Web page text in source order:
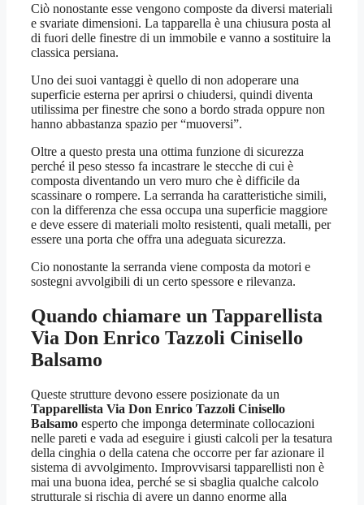
Ciò nonostante esse vengono composte da diversi materiali
e svariate dimensioni. La tapparella è una chiusura posta al
di fuori delle finestre di un immobile e vanno a sostituire la
classica persiana.
Uno dei suoi vantaggi è quello di non adoperare una
superficie esterna per aprirsi o chiudersi, quindi diventa
utilissima per finestre che sono a bordo strada oppure non
hanno abbastanza spazio per “muoversi”.
Oltre a questo presta una ottima funzione di sicurezza
perché il peso stesso fa incastrare le stecche di cui è
composta diventando un vero muro che è difficile da
scassinare o rompere. La serranda ha caratteristiche simili,
con la differenza che essa occupa una superficie maggiore
e deve essere di materiali molto resistenti, quali metalli, per
essere una porta che offra una adeguata sicurezza.
Cio nonostante la serranda viene composta da motori e
sostegni avvolgibili di un certo spessore e rilevanza.
Quando chiamare un Tapparellista
Via Don Enrico Tazzoli Cinisello
Balsamo
Queste strutture devono essere posizionate da un
Tapparellista Via Don Enrico Tazzoli Cinisello
Balsamo esperto che imponga determinate collocazioni
nelle pareti e vada ad eseguire i giusti calcoli per la tesatura
della cinghia o della catena che occorre per far azionare il
sistema di avvolgimento. Improvvisarsi tapparellisti non è
mai una buona idea, perché se si sbaglia qualche calcolo
strutturale si rischia di avere un danno enorme alla